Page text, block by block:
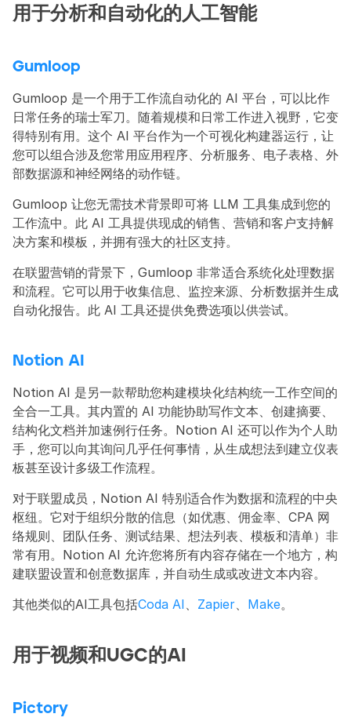
用于分析和自动化的人工智能
Gumloop
Gumloop 是一个用于工作流自动化的 AI 平台，可以比作
日常任务的瑞士军刀。随着规模和日常工作进入视野，它变
得特别有用。这个 AI 平台作为一个可视化构建器运行，让
您可以组合涉及您常用应用程序、分析服务、电子表格、外
部数据源和神经网络的动作链。
Gumloop 让您无需技术背景即可将 LLM 工具集成到您的
工作流中。此 AI 工具提供现成的销售、营销和客户支持解
决方案和模板，并拥有强大的社区支持。
在联盟营销的背景下，Gumloop 非常适合系统化处理数据
和流程。它可以用于收集信息、监控来源、分析数据并生成
自动化报告。此 AI 工具还提供免费选项以供尝试。
Notion AI
Notion AI 是另一款帮助您构建模块化结构统一工作空间的
全合一工具。其内置的 AI 功能协助写作文本、创建摘要、
结构化文档并加速例行任务。Notion AI 还可以作为个人助
手，您可以向其询问几乎任何事情，从生成想法到建立仪表
板甚至设计多级工作流程。
对于联盟成员，Notion AI 特别适合作为数据和流程的中央
枢纽。它对于组织分散的信息（如优惠、佣金率、CPA 网
络规则、团队任务、测试结果、想法列表、模板和清单）非
常有用。Notion AI 允许您将所有内容存储在一个地方，构
建联盟设置和创意数据库，并自动生成或改进文本内容。
其他类似的AI工具包括Coda AI、 Zapier、 Make。
用于视频和UGC的AI
Pictory